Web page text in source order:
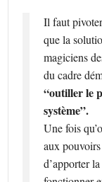
Il faut
que la
magiciens
du cadre
“outiller le
système”.
Une fois
aux
d’apporter